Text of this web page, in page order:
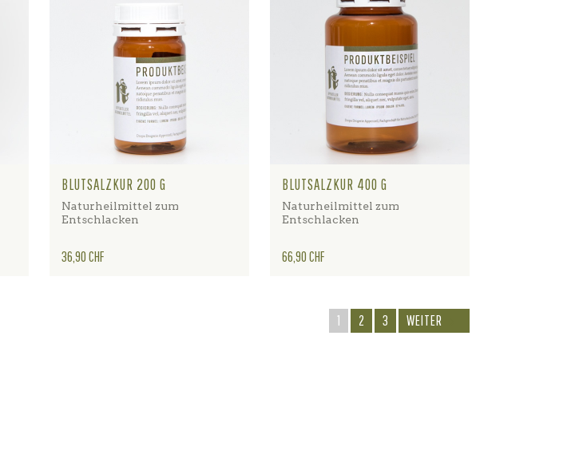
BLUTSALZKUR 200 G
Naturheilmittel zum
Entschlacken
Preis
36,90 CHF
BLUTSALZKUR 400 G
Naturheilmittel zum
Entschlacken
Preis
66,90 CHF
1 2 3 WEITER